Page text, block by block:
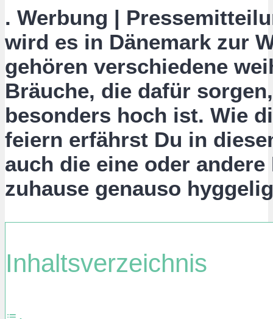
. Werbung |
wird es in Dänemark zur
gehören verschiedene
Bräuche, die dafür
besonders hoch ist. Wie
feiern erfährst Du in
auch die eine oder
zuhause genauso
Inhaltsverzeichnis